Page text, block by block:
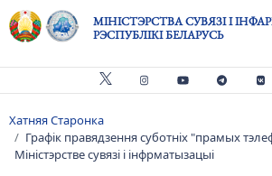
Skip to main content
МІНІСТЭРСТВА СУВЯЗІ І
РЭСПУБЛІКІ БЕЛАРУСЬ
Breadcrumb
Хатняя Старонка
Графік правядзення суботніх "прамых
Міністэрстве сувязі і інфрматызацыі